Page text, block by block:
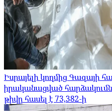
Իսրայելի կողմից Գազայի
իրականացված
թիվը հասել է 73,382-ի